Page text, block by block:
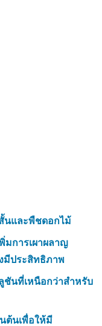
นและพืชดอกไม้
มการเผาผลาญ
มีประสิทธิภาพ
นที่เหนือกว่าสำหรับ
ต้นเพื่อให้มี